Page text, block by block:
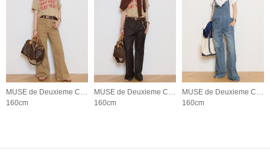
MUSE de Deuxieme Classe
160cm
MUSE de Deuxieme Classe
160cm
MUSE de Deuxieme Classe
160cm